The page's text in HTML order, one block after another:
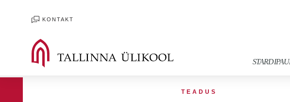
KONTAKT
TEADUS